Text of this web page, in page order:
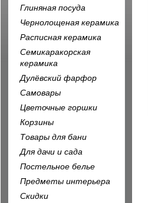
Глиняная посуда
Чернолощеная керамика
Расписная керамика
Семикаракорская
керамика
Дулёвский фарфор
Самовары
Цветочные горшки
Корзины
Товары для бани
Для дачи и сада
Постельное белье
Предметы интерьера
Скидки